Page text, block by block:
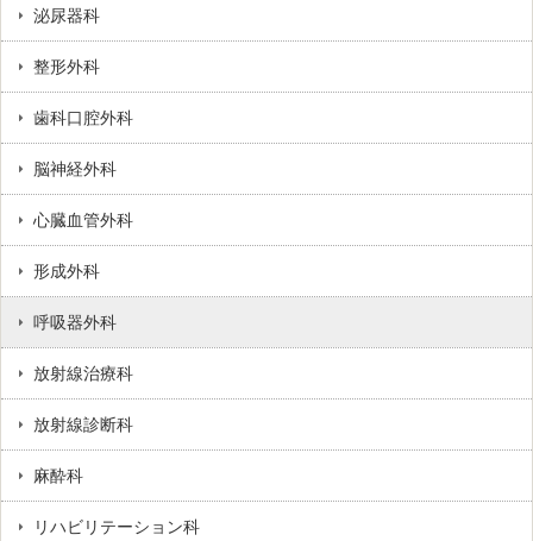
泌尿器科
整形外科
歯科口腔外科
脳神経外科
心臓血管外科
形成外科
呼吸器外科
放射線治療科
放射線診断科
麻酔科
リハビリテーション科